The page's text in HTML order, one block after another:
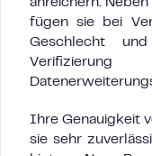
anreichern.
fügen sie bei
Geschlecht
Ihre Genauigkeit
sie sehr